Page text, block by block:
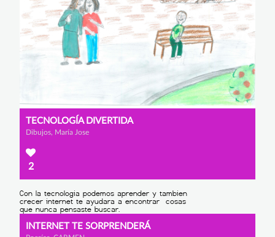
TECNOLOGÍA DIVERTIDA
Dibujos, María Jose
2
INTERNET TE SORPRENDERÁ